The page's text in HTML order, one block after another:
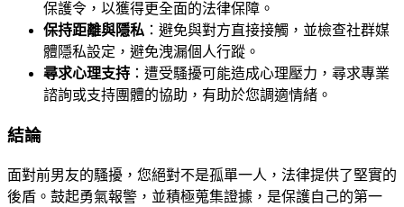
保護令，以獲得更全面的法律保障。
保持距離與隱私 ：避免與對方直接接觸，並檢查社群媒
體隱私設定，避免洩漏個人行蹤。
尋求心理支持 ：遭受騷擾可能造成心理壓力，尋求專業
諮詢或支持團體的協助，有助於您調適情緒。
結論
面對前男友的騷擾，您絕對不是孤單一人，法律提供了堅實的
後盾。鼓起勇氣報警，並積極蒐集證據，是保護自己的第一